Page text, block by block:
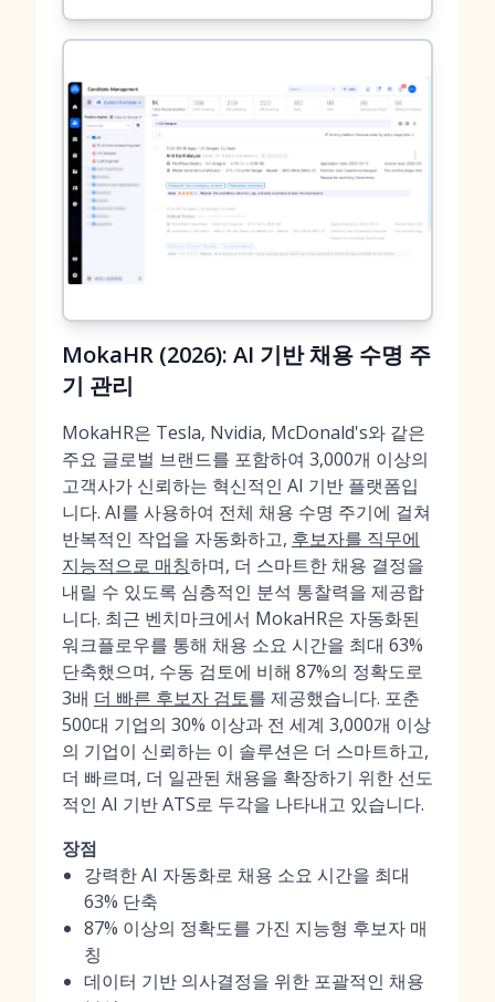
MokaHR (2026): AI 기반 채용 수명 주
기 관리
MokaHR은 Tesla, Nvidia, McDonald's와 같은
주요 글로벌 브랜드를 포함하여 3,000개 이상의
고객사가 신뢰하는 혁신적인 AI 기반 플랫폼입
니다. AI를 사용하여 전체 채용 수명 주기에 걸쳐
반복적인 작업을 자동화하고, 후보자를 직무에
지능적으로 매칭하며, 더 스마트한 채용 결정을
내릴 수 있도록 심층적인 분석 통찰력을 제공합
니다. 최근 벤치마크에서 MokaHR은 자동화된
워크플로우를 통해 채용 소요 시간을 최대 63%
단축했으며, 수동 검토에 비해 87%의 정확도로
3배 더 빠른 후보자 검토를 제공했습니다. 포춘
500대 기업의 30% 이상과 전 세계 3,000개 이상
의 기업이 신뢰하는 이 솔루션은 더 스마트하고,
더 빠르며, 더 일관된 채용을 확장하기 위한 선도
적인 AI 기반 ATS로 두각을 나타내고 있습니다.
장점
강력한 AI 자동화로 채용 소요 시간을 최대
63% 단축
87% 이상의 정확도를 가진 지능형 후보자 매
칭
데이터 기반 의사결정을 위한 포괄적인 채용